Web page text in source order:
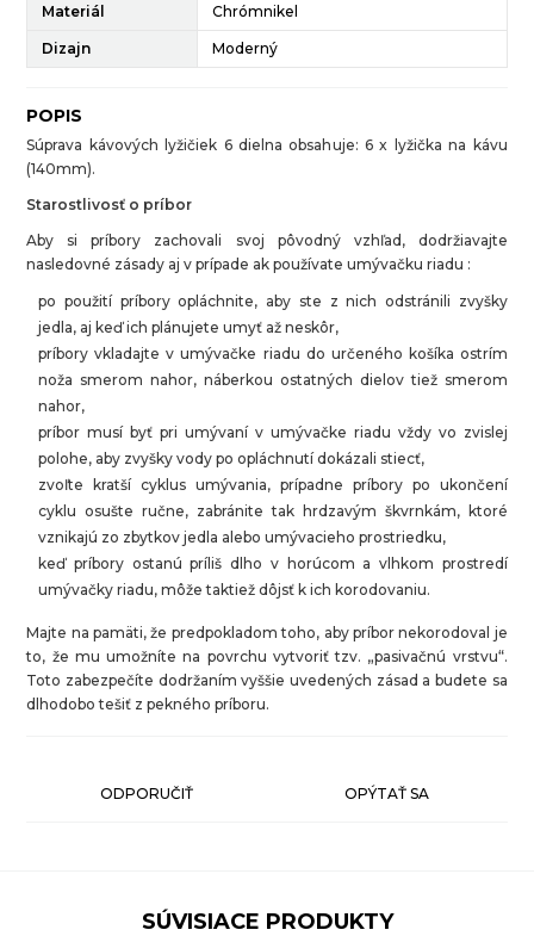
Materiál Chrómnikel
Dizajn Moderný
POPIS
Súprava kávových lyžičiek 6 dielna obsahuje: 6 x lyžička na kávu
(140mm).
Starostlivosť o príbor
Aby si príbory zachovali svoj pôvodný vzhľad, dodržiavajte
nasledovné zásady aj v prípade ak používate umývačku riadu :
po použití príbory opláchnite, aby ste z nich odstránili zvyšky
jedla, aj keď ich plánujete umyť až neskôr,
príbory vkladajte v umývačke riadu do určeného košíka ostrím
noža smerom nahor, náberkou ostatných dielov tiež smerom
nahor,
príbor musí byť pri umývaní v umývačke riadu vždy vo zvislej
polohe, aby zvyšky vody po opláchnutí dokázali stiecť,
zvoľte kratší cyklus umývania, prípadne príbory po ukončení
cyklu osušte ručne, zabránite tak hrdzavým škvrnkám, ktoré
vznikajú zo zbytkov jedla alebo umývacieho prostriedku,
keď príbory ostanú príliš dlho v horúcom a vlhkom prostredí
umývačky riadu, môže taktiež dôjsť k ich korodovaniu.
Majte na pamäti, že predpokladom toho, aby príbor nekorodoval je
to, že mu umožníte na povrchu vytvoriť tzv. „pasivačnú vrstvu“.
Toto zabezpečíte dodržaním vyššie uvedených zásad a budete sa
dlhodobo tešiť z pekného príboru.
ODPORUČIŤ OPÝTAŤ SA
SÚVISIACE PRODUKTY